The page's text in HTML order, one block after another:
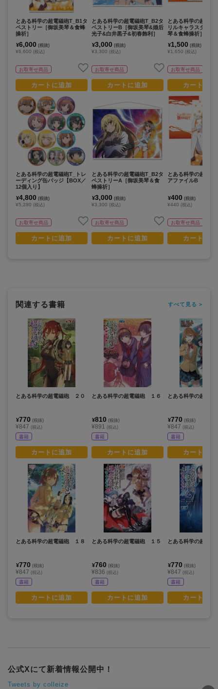
とある科学の超電磁砲T_B1タ
ペストリー［御坂美琴＆食蜂
操祈］
¥6,000 (税抜)
¥6,600 (税込)
お取寄せ商品
カートに追加
とある科学の超電磁砲T_トレ
ーディング缶バッジ【BOX／
12個入り】
¥4,800 (税抜)
¥5,280 (税込)
お取寄せ商品
カートに追加
とある科学の超電磁砲T_B2タ
ペストリーB［御坂美琴&婚后
光子&白井黒子&初春飾利］
¥3,000 (税抜)
¥3,300 (税込)
お取寄せ商品
カートに追加
とある科学の超電磁砲T_B2タ
ペストリーA［御坂美琴＆食
蜂操祈］
¥3,000 (税抜)
¥3,300 (税込)
お取寄せ商品
カートに追加
とある科学の超電磁
リルキャラスタンド
琴＆食蜂操祈］
¥1,500 (税抜)
¥1,650 (税込)
お取寄せ商品
カートに
とある科学の超電磁
アファイルB
¥400 (税抜)
¥440 (税込)
お取寄せ商品
カートに
関連する書籍 すべて見る >
とある科学の超電磁砲 ２０
¥770 (税抜)
¥847 (税込)
書籍
カートに追加
とある科学の超電磁砲 １８
¥770 (税抜)
¥847 (税込)
書籍
カートに追加
とある科学の超電磁砲 １６
¥810 (税抜)
¥891 (税込)
書籍
カートに追加
とある科学の超電磁砲 １５
¥760 (税抜)
¥836 (税込)
書籍
カートに追加
とある科学の超電
¥770 (税抜)
¥847 (税込)
書籍
カートに
とある科学の超電
¥770 (税抜)
¥847 (税込)
書籍
カートに
公式Xにて新着情報公開中！
Tweets by colleize